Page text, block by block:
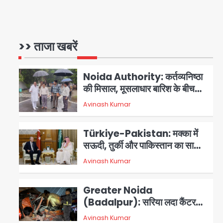
>> ताजा खबरें
1
24 घंटे ऑनलाइन डॉक्टर परामर्श
2
Noida Authority: कर्तव्यनिष्ठा
की मिसाल, मूसलाधार बारिश के बीच
नोएडा प्राधिकरण ने संभाला मोर्चा,
सेक्टर 105 आरडब्ल्यूए ने जताया
Avinash Kumar
3
Türkiye-Pakistan: मक्का में
सऊदी, तुर्की और पाकिस्तान का साझा
रक्षा समझौता, जानें इसके मायने
Avinash Kumar
4
Greater Noida
(Badalpur): सरिया लदा कैंटर
अनियंत्रित होकर घुसा किराना दुकान
Avinash Kumar